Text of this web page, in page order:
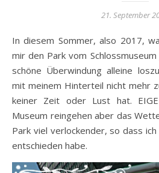
21. September
In diesem Sommer, also 2017, war ich in Jever und habe
mir den Park vom Schlossmuseum
schöne Überwindung alleine
mit meinem Hinterteil nicht mehr
keiner Zeit oder Lust hat.
Museum reingehen aber das
Park viel verlockender, so dass
entschieden habe.